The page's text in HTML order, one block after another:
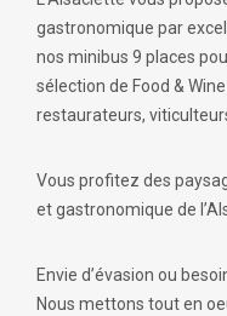
gastronomique par
nos minibus 9 places
sélection de Food &
restaurateurs,
Vous profitez des
et gastronomique de
Envie d’évasion ou
Nous mettons tout en